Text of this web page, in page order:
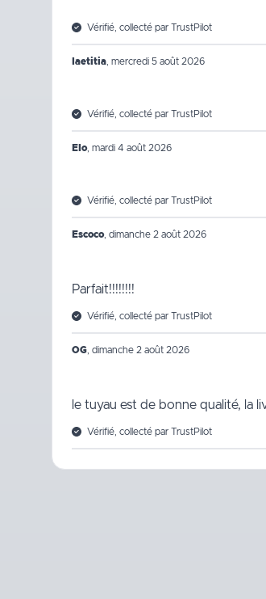
Vérifié, collecté par TrustPilot
laetitia mercredi 5 août 2026
Vérifié, collecté par TrustPilot
Elo, mardi 4 août 2026
Vérifié, collecté par TrustPilot
Escoco, dimanche 2 août 2026
Parfait!!!!!!!!
Vérifié, collecté par TrustPilot
OG dimanche 2 août 2026
le tuyau est de bonne qualité, la
Vérifié, collecté par TrustPilot